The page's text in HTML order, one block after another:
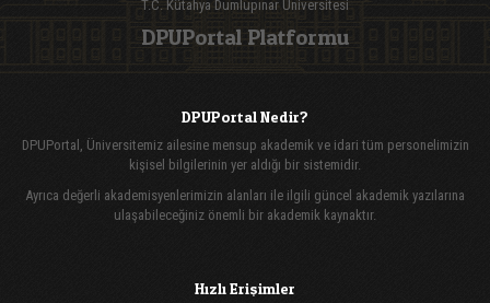
T.C. Kütahya Dumlupınar Üniversitesi
DPUPortal Platformu
DPUPortal Nedir?
DPUPortal, Üniversitemiz ailesine mensup akademik ve idari tüm personelimizin
kişisel bilgilerinin yer aldığı bir sistemidir.
Ayrıca değerli akademisyenlerimizin alanları ile ilgili güncel akademik yazılarına
ulaşabileceğiniz önemli bir akademik kaynaktır.
Hızlı Erişimler